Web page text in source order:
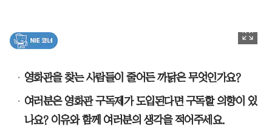
영화관을 찾는 사람들이 줄어든 까닭은 무엇인가요?
여러분은 영화관 구독제가 도입된다면 구독할 의향이 있
나요? 이유와 함께 여러분의 생각을 적어주세요.